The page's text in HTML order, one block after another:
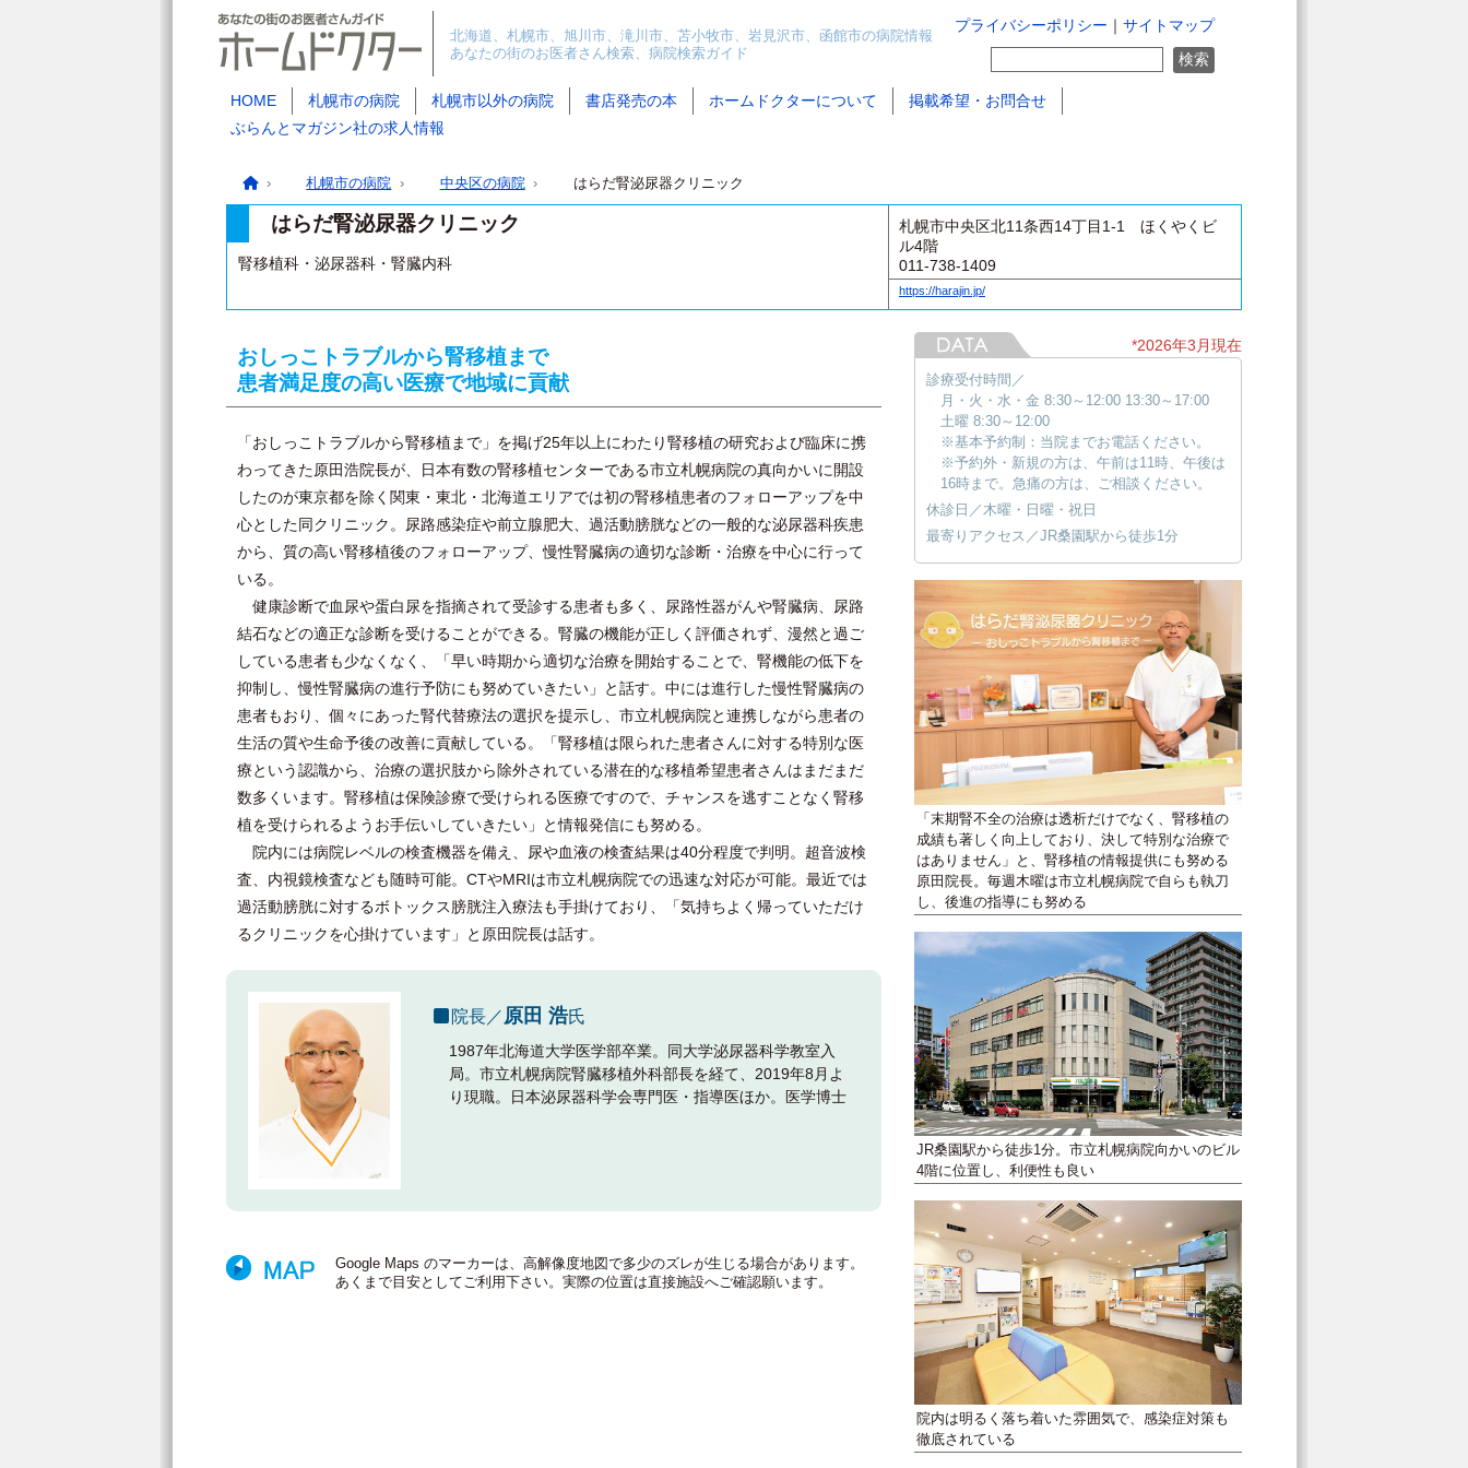
プライバシーポリシー サイトマップ
北海道、札幌市、旭川市、滝川市、苫小牧市、岩見沢市、函館市の病院情報
あなたの街のお医者さん検索、病院検索ガイド
HOME 札幌市の病院 札幌市以外の病院 書店発売の本 ホームドクターについて
掲載希望・お問合せ
ぶらんとマガジン社の求人情報
札幌市の病院 中央区の病院 はらだ腎泌尿器クリニック
はらだ腎泌尿器クリニック
腎移植科・泌尿器科・腎臓内科
札幌市中央区北11条西14丁目1-1 ほくやくビ
ル4階
011-738-1409
https://harajin.jp/
おしっこトラブルから腎移植まで
患者満足度の高い医療で地域に貢献
「おしっこトラブルから腎移植まで」を掲げ25年以上にわたり腎移植の研究および臨床に携
わってきた原田浩院長が、日本有数の腎移植センターである市立札幌病院の真向かいに開設
したのが東京都を除く関東・東北・北海道エリアでは初の腎移植患者のフォローアップを中
心とした同クリニック。尿路感染症や前立腺肥大、過活動膀胱などの一般的な泌尿器科疾患
から、質の高い腎移植後のフォローアップ、慢性腎臓病の適切な診断・治療を中心に行って
いる。
健康診断で血尿や蛋白尿を指摘されて受診する患者も多く、尿路性器がんや腎臓病、尿路
結石などの適正な診断を受けることができる。腎臓の機能が正しく評価されず、漫然と過ご
している患者も少なくなく、「早い時期から適切な治療を開始することで、腎機能の低下を
抑制し、慢性腎臓病の進行予防にも努めていきたい」と話す。中には進行した慢性腎臓病の
患者もおり、個々にあった腎代替療法の選択を提示し、市立札幌病院と連携しながら患者の
生活の質や生命予後の改善に貢献している。「腎移植は限られた患者さんに対する特別な医
療という認識から、治療の選択肢から除外されている潜在的な移植希望患者さんはまだまだ
数多くいます。腎移植は保険診療で受けられる医療ですので、チャンスを逃すことなく腎移
植を受けられるようお手伝いしていきたい」と情報発信にも努める。
院内には病院レベルの検査機器を備え、尿や血液の検査結果は40分程度で判明。超音波検
査、内視鏡検査なども随時可能。CTやMRIは市立札幌病院での迅速な対応が可能。最近では
過活動膀胱に対するボトックス膀胱注入療法も手掛けており、「気持ちよく帰っていただけ
るクリニックを心掛けています」と原田院長は話す。
院長／原田 浩氏
1987年北海道大学医学部卒業。同大学泌尿器科学教室入
局。市立札幌病院腎臓移植外科部長を経て、2019年8月よ
り現職。日本泌尿器科学会専門医・指導医ほか。医学博士
Google Maps のマーカーは、高解像度地図で多少のズレが生じる場合があります。
あくまで目安としてご利用下さい。実際の位置は直接施設へご確認願います。
*2026年3月現在
診療受付時間／
月・火・水・金 8:30～12:00 13:30～17:00
土曜 8:30～12:00
※基本予約制：当院までお電話ください。
※予約外・新規の方は、午前は11時、午後は
16時まで。急痛の方は、ご相談ください。
休診日／木曜・日曜・祝日
最寄りアクセス／JR桑園駅から徒歩1分
「末期腎不全の治療は透析だけでなく、腎移植の
成績も著しく向上しており、決して特別な治療で
はありません」と、腎移植の情報提供にも努める
原田院長。毎週木曜は市立札幌病院で自らも執刀
し、後進の指導にも努める
JR桑園駅から徒歩1分。市立札幌病院向かいのビル
4階に位置し、利便性も良い
院内は明るく落ち着いた雰囲気で、感染症対策も
徹底されている